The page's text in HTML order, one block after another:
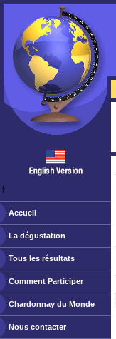
ￂﾠ
Accueil
La dégustation
Tous les résultats
Comment Participer
Chardonnay du Monde
Nous contacter